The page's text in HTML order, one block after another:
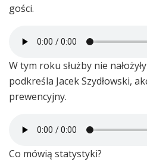
gości.
W tym roku służby nie
podkreśla Jacek Szydłowski,
prewencyjny.
Co mówią statystyki?